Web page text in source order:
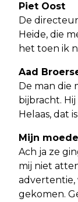
Piet Oost
De
Heide, die
het toen ik
Aad
De man die
bijbracht.
Helaas, dat
Mijn
Ach ja ze
mij niet
advertentie,
gekomen.